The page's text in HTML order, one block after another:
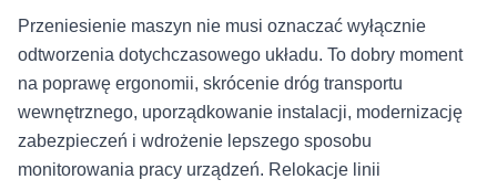
Przeniesienie maszyn nie musi oznaczać wyłącznie
odtworzenia dotychczasowego układu. To dobry moment
na poprawę ergonomii, skrócenie dróg transportu
wewnętrznego, uporządkowanie instalacji, modernizację
zabezpieczeń i wdrożenie lepszego sposobu
monitorowania pracy urządzeń. Relokacje linii